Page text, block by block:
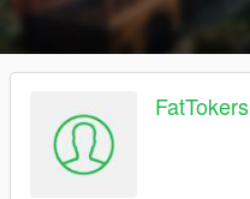
FatTokers